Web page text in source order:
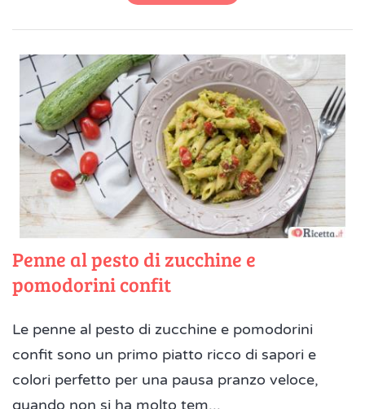
Penne al pesto di zucchine e
pomodorini confit
Le penne al pesto di zucchine e pomodorini
confit sono un primo piatto ricco di sapori e
colori perfetto per una pausa pranzo veloce,
quando non si ha molto tem...